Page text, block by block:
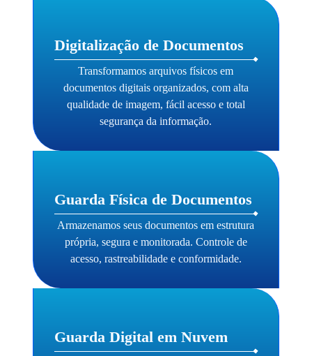
Digitalização de Documentos
Transformamos arquivos físicos em
documentos digitais organizados, com alta
qualidade de imagem, fácil acesso e total
segurança da informação.
Guarda Física de Documentos
Armazenamos seus documentos em estrutura
própria, segura e monitorada. Controle de
acesso, rastreabilidade e conformidade.
Guarda Digital em Nuvem